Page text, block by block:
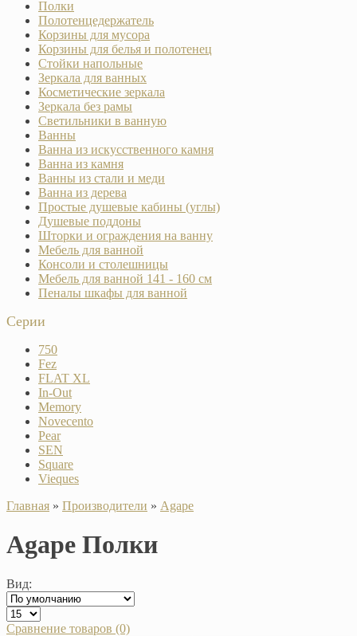
Полки
Полотенцедержатель
Корзины для мусора
Корзины для белья и полотенец
Стойки напольные
Зеркала для ванных
Косметические зеркала
Зеркала без рамы
Светильники в ванную
Ванны
Ванна из искусственного камня
Ванна из камня
Ванны из стали и меди
Ванна из дерева
Простые душевые кабины (углы)
Душевые поддоны
Шторки и ограждения на ванну
Мебель для ванной
Консоли и столешницы
Мебель для ванной 141 - 160 см
Пеналы шкафы для ванной
Серии
750
Fez
FLAT XL
In-Out
Memory
Novecento
Pear
SEN
Square
Vieques
Главная » Производители » Agape
Agape Полки
Вид:
Сравнение товаров (0)